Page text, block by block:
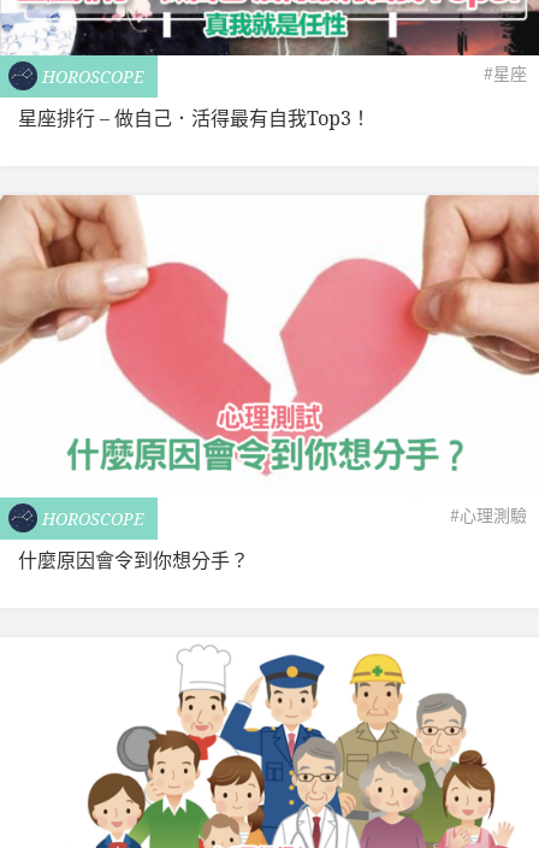
HOROSCOPE #星座
星座排行 – 做自己．活得最有自我Top3！
HOROSCOPE #心理測驗
什麼原因會令到你想分手？